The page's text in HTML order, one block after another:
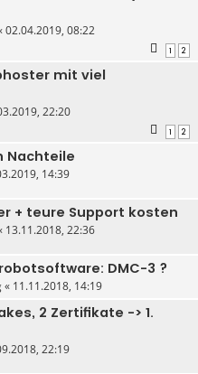
02.04.2019, 08:22
1 2
mit viel
22:20
1 2
Nachteile
14:39
+ teure Support kosten
13.11.2018, 22:36
DMC-3 ?
« 11.11.2018, 14:19
2 Zertifikate -> 1.
22:19